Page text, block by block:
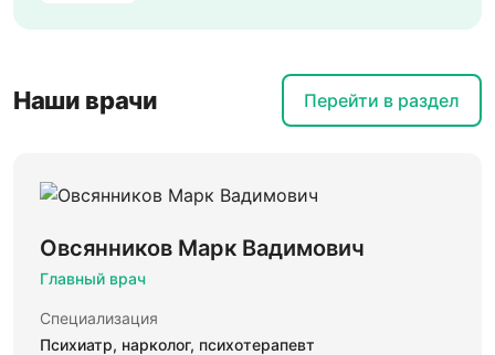
Наши врачи Перейти в раздел
Овсянников Марк Вадимович
Главный врач
Специализация
Психиатр, нарколог, психотерапевт